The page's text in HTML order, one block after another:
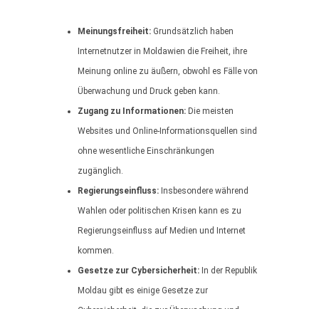
Meinungsfreiheit: Grundsätzlich haben
Internetnutzer in Moldawien die Freiheit, ihre
Meinung online zu äußern, obwohl es Fälle von
Überwachung und Druck geben kann.
Zugang zu Informationen: Die meisten
Websites und Online-Informationsquellen sind
ohne wesentliche Einschränkungen
zugänglich.
Regierungseinfluss: Insbesondere während
Wahlen oder politischen Krisen kann es zu
Regierungseinfluss auf Medien und Internet
kommen.
Gesetze zur Cybersicherheit: In der Republik
Moldau gibt es einige Gesetze zur